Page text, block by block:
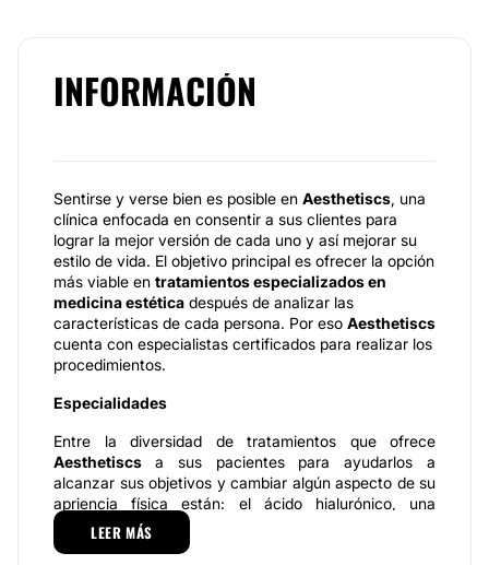
INFORMACIÓN
Sentirse y verse bien es posible en Aesthetiscs, una
clínica enfocada en consentir a sus clientes para
lograr la mejor versión de cada uno y así mejorar su
estilo de vida. El objetivo principal es ofrecer la opción
más viable en tratamientos especializados en
medicina estética después de analizar las
características de cada persona. Por eso Aesthetiscs
cuenta con especialistas certificados para realizar los
procedimientos.
Especialidades
Entre la diversidad de tratamientos que ofrece
Aesthetiscs a sus pacientes para ayudarlos a
alcanzar sus objetivos y cambiar algún aspecto de su
apriencia física están: el ácido hialurónico, una
excelente opciones para definir el contorno facial y
corregir algunas imperfecciones en la piel, además de
LEER MÁS